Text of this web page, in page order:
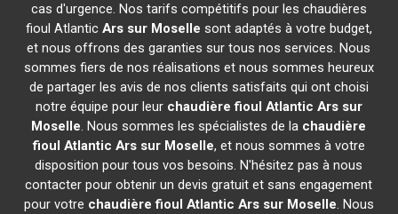
cas d'urgence. Nos tarifs compétitifs pour les chaudières
fioul Atlantic Ars sur Moselle sont adaptés à votre budget,
et nous offrons des garanties sur tous nos services. Nous
sommes fiers de nos réalisations et nous sommes heureux
de partager les avis de nos clients satisfaits qui ont choisi
notre équipe pour leur chaudière fioul Atlantic Ars sur
Moselle. Nous sommes les spécialistes de la chaudière
fioul Atlantic Ars sur Moselle, et nous sommes à votre
disposition pour tous vos besoins. N'hésitez pas à nous
contacter pour obtenir un devis gratuit et sans engagement
pour votre chaudière fioul Atlantic Ars sur Moselle. Nous